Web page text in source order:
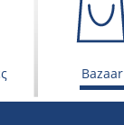
Bazaar